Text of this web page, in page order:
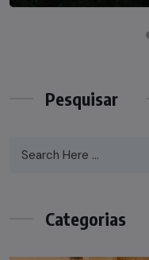
Pesquisar
Categorias